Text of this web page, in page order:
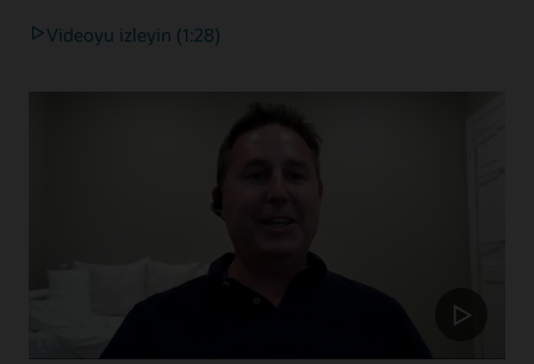
Videoyu izleyin (1:28)